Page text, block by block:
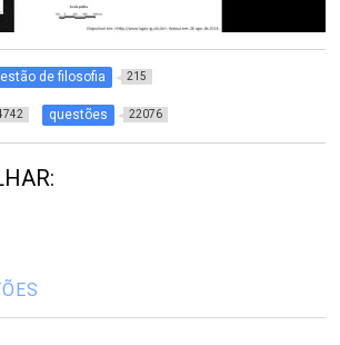
de filosofia 215
questões 22076